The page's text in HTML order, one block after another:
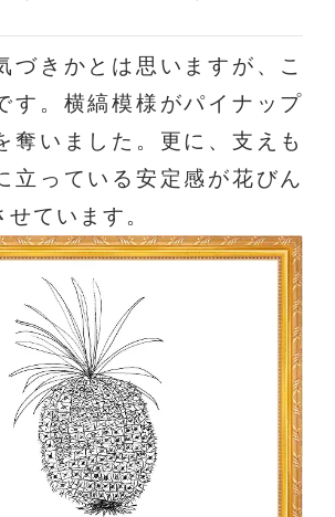
づきかとは思いますが、こ
す。横縞模様がパイナップ
奪いました。更に、支えも
立っている安定感が花びん
ています。